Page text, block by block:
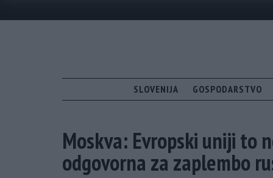
SLOVENIJA GOSPODARSTVO
Moskva: Evropski uniji to
odgovorna za zaplembo